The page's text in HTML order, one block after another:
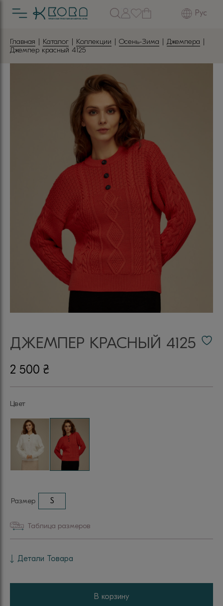
Рус
Главная | Каталог | Коллекции | Осень-Зима | Джемпера |
Джемпер красный 4125
ДЖЕМПЕР КРАСНЫЙ 4125
2 500 ₴
Цвет
Размер S
Таблица размеров
Детали Товара
В корзину